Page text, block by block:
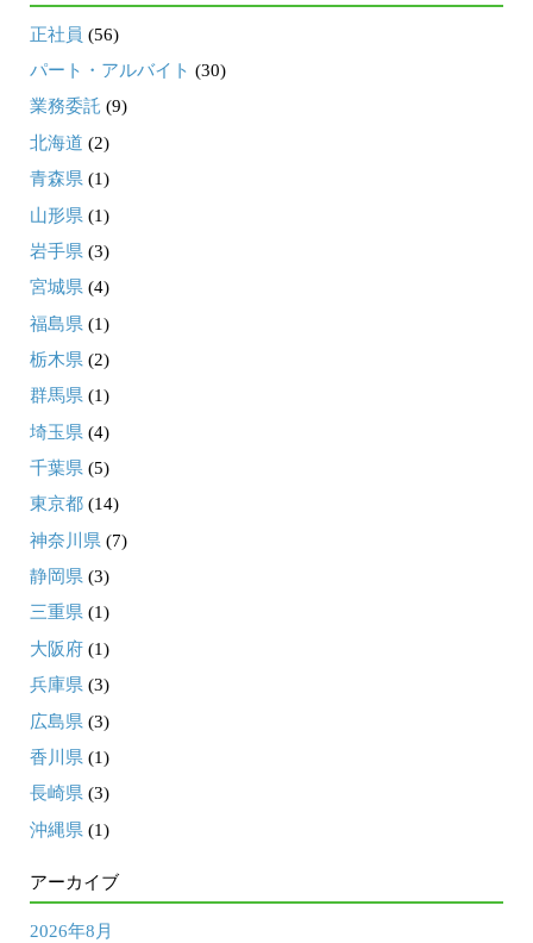
正社員 (56)
パート・アルバイト (30)
業務委託 (9)
北海道 (2)
青森県 (1)
山形県 (1)
岩手県 (3)
宮城県 (4)
福島県 (1)
栃木県 (2)
群馬県 (1)
埼玉県 (4)
千葉県 (5)
東京都 (14)
神奈川県 (7)
静岡県 (3)
三重県 (1)
大阪府 (1)
兵庫県 (3)
広島県 (3)
香川県 (1)
長崎県 (3)
沖縄県 (1)
アーカイブ
2026年8月